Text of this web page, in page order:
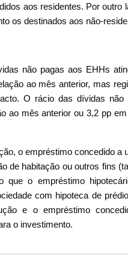
aos residentes. Por outro
os destinados aos não-
não pagas aos EHHs
ao mês anterior, mas
O rácio das dívidas não
ao mês anterior ou 3,2 pp
o empréstimo concedido a
de habitação ou outros fins
que o empréstimo
com hipoteca de
e o empréstimo
o investimento.